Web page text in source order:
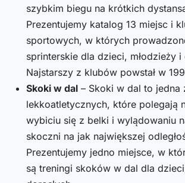
szybkim biegu na krótkich
Prezentujemy katalog 13 miejsc i
sportowych, w których
sprinterskie dla dzieci, młodzieży i
Najstarszy z klubów powstał w
Skoki w dal – Skoki w dal to jedna
lekkoatletycznych, które polegają
wybiciu się z belki i wylądowaniu
skoczni na jak największej
Prezentujemy jedno miejsce, w
są treningi skoków w dal dla